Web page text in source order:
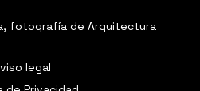
fotografía de Arquitectura
legal